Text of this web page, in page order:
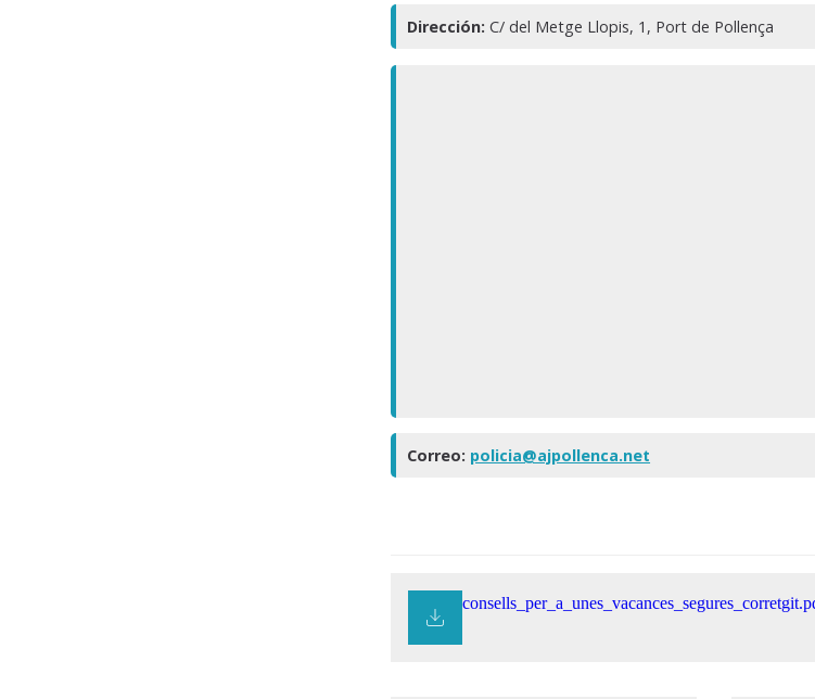
Dirección: C/ del Metge Llopis, 1, Port de Pollença
Correo: policia@ajpollenca.net